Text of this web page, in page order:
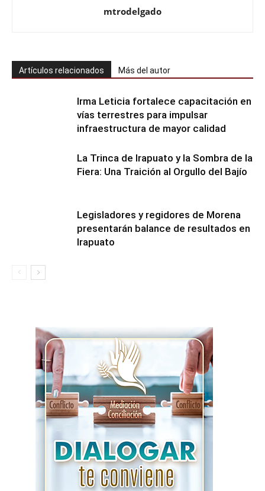
mtrodelgado
Artículos relacionados Más del autor
Irma Leticia fortalece capacitación en
vías terrestres para impulsar
infraestructura de mayor calidad
​La Trinca de Irapuato y la Sombra de la
Fiera: Una Traición al Orgullo del Bajío
Legisladores y regidores de Morena
presentarán balance de resultados en
Irapuato